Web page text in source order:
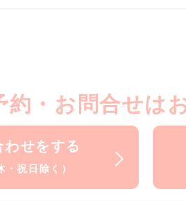
約・お問合せは
せをする
祝日除く）